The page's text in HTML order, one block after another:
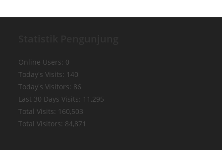
Online Users: 0
Today's Visits: 140
Today's Visitors: 86
Last 30 Days Visits: 11,295
Total Visits: 160,503
Total Visitors: 84,871